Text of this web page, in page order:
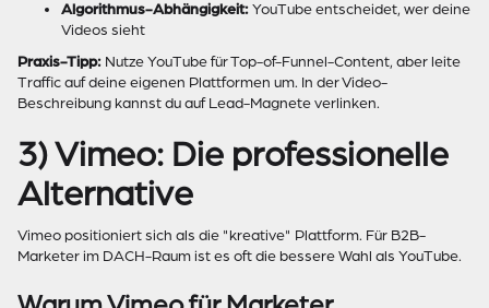
Algorithmus-Abhängigkeit: YouTube entscheidet, wer deine
Videos sieht
Praxis-Tipp: Nutze YouTube für Top-of-Funnel-Content, aber leite
Traffic auf deine eigenen Plattformen um. In der Video-
Beschreibung kannst du auf Lead-Magnete verlinken.
3) Vimeo: Die professionelle
Alternative
Vimeo positioniert sich als die "kreative" Plattform. Für B2B-
Marketer im DACH-Raum ist es oft die bessere Wahl als YouTube.